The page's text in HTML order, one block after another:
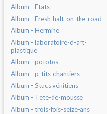
Album - Etats
Album - Fresh-halt-on-the-road
Album - Hermine
Album - laboratoire-d-art-
plastique
Album - pototos
Album - p-tits-chantiers
Album - Stucs vénitiens
Album - Tete-de-mousse
Album - trois-fois-seize-ans